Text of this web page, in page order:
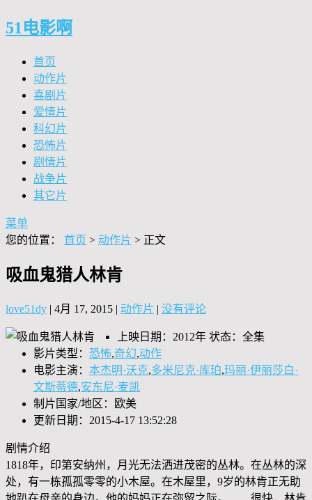
51电影啊
首页
动作片
喜剧片
爱情片
科幻片
恐怖片
剧情片
战争片
其它片
菜单
您的位置： 首页 > 动作片 > 正文
吸血鬼猎人林肯
love51dy | 4月 17, 2015 | 动作片 | 没有评论
上映日期：2012年 状态：全集
影片类型： 恐怖,奇幻,动作
电影主演： 本杰明·沃克,多米尼克·库珀,玛丽·伊丽莎白·
文斯蒂德,安东尼·麦凯
制片国家/地区：欧美
更新日期：2015-4-17 13:52:28
剧情介绍
1818年，印第安纳州，月光无法洒进茂密的丛林。在丛林的深
处，有一栋孤孤零零的小木屋。在木屋里，9岁的林肯正无助